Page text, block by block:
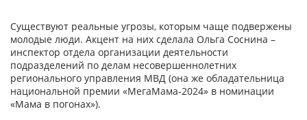
Существуют реальные угрозы, которым чаще подвержены
молодые люди. Акцент на них сделала Ольга Соснина –
инспектор отдела организации деятельности
подразделений по делам несовершеннолетних
регионального управления МВД (она же обладательница
национальной премии «МегаМама-2024» в номинации
«Мама в погонах»).